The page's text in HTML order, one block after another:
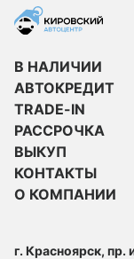
В НАЛИЧИИ
АВТОКРЕДИТ
TRADE-IN
РАССРОЧКА
ВЫКУП
КОНТАКТЫ
О КОМПАНИИ
г. Красноярск, пр.